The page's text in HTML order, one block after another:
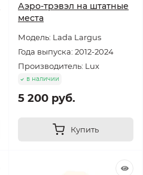
Аэро-трэвэл на штатные
места
Модель: Lada Largus
Года выпуска: 2012-2024
Производитель: Lux
в наличии
5 200 руб.
Купить